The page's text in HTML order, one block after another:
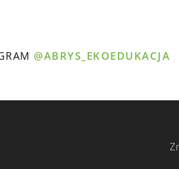
@ABRYS_EKOEDUKACJA